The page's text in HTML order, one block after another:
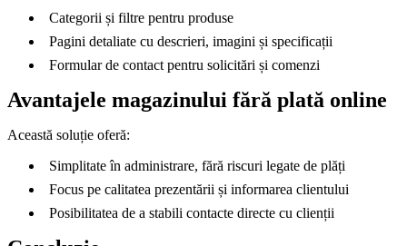
Categorii și filtre pentru produse
Pagini detaliate cu descrieri, imagini și specificații
Formular de contact pentru solicitări și comenzi
Avantajele magazinului fără plată online
Această soluție oferă:
Simplitate în administrare, fără riscuri legate de plăți
Focus pe calitatea prezentării și informarea clientului
Posibilitatea de a stabili contacte directe cu clienții